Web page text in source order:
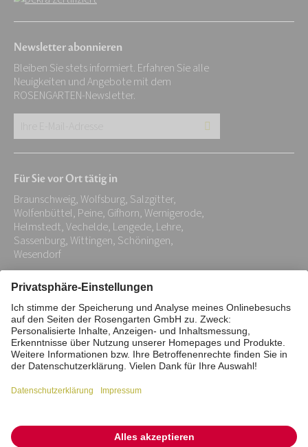
Newsletter abonnieren
Bleiben Sie stets informiert. Erfahren Sie alle
Neuigkeiten und Angebote mit dem
ROSENGARTEN-Newsletter.
E-
Adresse:
*
Für Sie vor Ort tätig in
Braunschweig, Wolfsburg, Salzgitter,
Wolfenbüttel, Peine, Gifhorn, Wernigerode,
Helmstedt, Vechelde, Lengede, Lehre,
Sassenburg, Wittingen, Schöningen,
Wesendorf
Impressum Datenschutz
Stiftung
Interne Meldestelle
Zahlungsmittel
Barrierefreiheitserklärung
Vertrag widerrufen